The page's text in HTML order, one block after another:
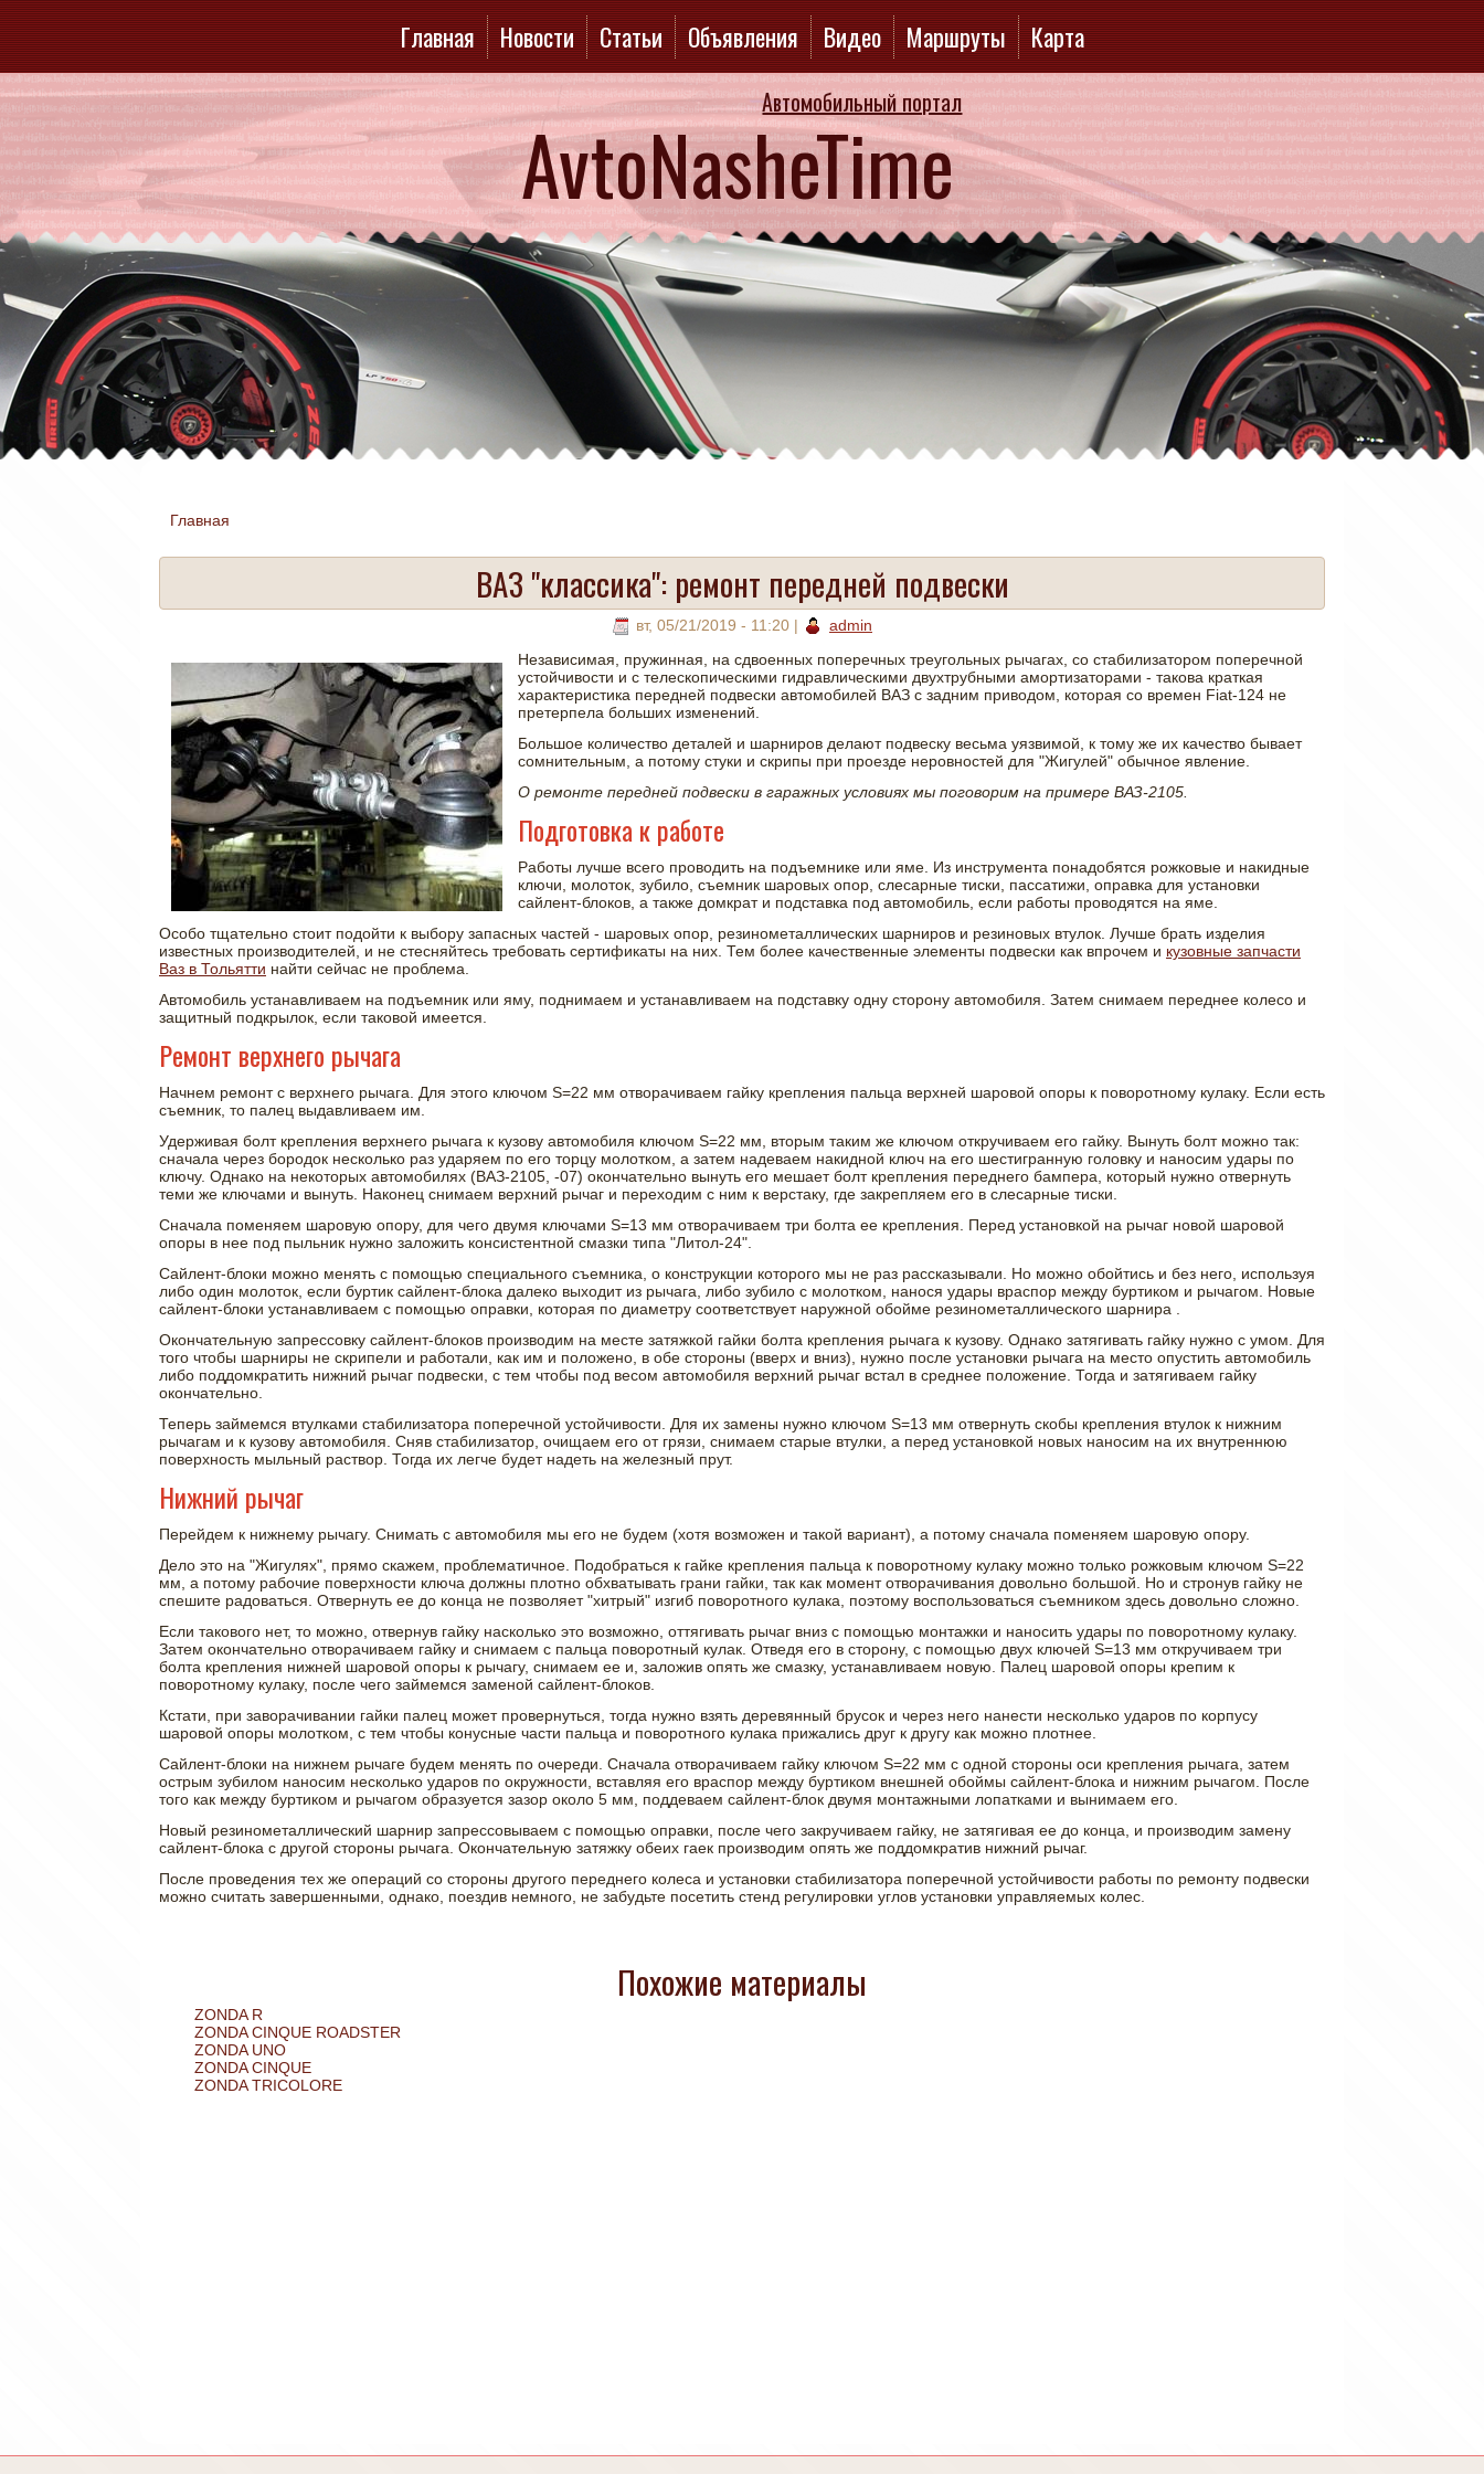
Главная Новости Статьи Объявления Видео Маршруты Карта
AvtoNasheTime
Автомобильный портал
Вы здесь
Главная
ВАЗ "классика": ремонт передней подвески
вт, 05/21/2019 - 11:20 |
admin
Независимая, пружинная, на сдвоенных поперечных треугольных рычагах, со стабилизатором поперечной
устойчивости и с телескопическими гидравлическими двухтрубными амортизаторами - такова краткая
характеристика передней подвески автомобилей ВАЗ с задним приводом, которая со времен Fiat-124 не
претерпела больших изменений.
Большое количество деталей и шарниров делают подвеску весьма уязвимой, к тому же их качество бывает
сомнительным, а потому стуки и скрипы при проезде неровностей для "Жигулей" обычное явление.
О ремонте передней подвески в гаражных условиях мы поговорим на примере ВАЗ-2105.
Подготовка к работе
Работы лучше всего проводить на подъемнике или яме. Из инструмента понадобятся рожковые и накидные
ключи, молоток, зубило, съемник шаровых опор, слесарные тиски, пассатижи, оправка для установки
сайлент-блоков, а также домкрат и подставка под автомобиль, если работы проводятся на яме.
Особо тщательно стоит подойти к выбору запасных частей - шаровых опор, резинометаллических шарниров и резиновых втулок. Лучше брать изделия
известных производителей, и не стесняйтесь требовать сертификаты на них. Тем более качественные элементы подвески как впрочем и кузовные запчасти
Ваз в Тольятти найти сейчас не проблема.
Автомобиль устанавливаем на подъемник или яму, поднимаем и устанавливаем на подставку одну сторону автомобиля. Затем снимаем переднее колесо и
защитный подкрылок, если таковой имеется.
Ремонт верхнего рычага
Начнем ремонт с верхнего рычага. Для этого ключом S=22 мм отворачиваем гайку крепления пальца верхней шаровой опоры к поворотному кулаку. Если есть
съемник, то палец выдавливаем им.
Удерживая болт крепления верхнего рычага к кузову автомобиля ключом S=22 мм, вторым таким же ключом откручиваем его гайку. Вынуть болт можно так:
сначала через бородок несколько раз ударяем по его торцу молотком, а затем надеваем накидной ключ на его шестигранную головку и наносим удары по
ключу. Однако на некоторых автомобилях (ВАЗ-2105, -07) окончательно вынуть его мешает болт крепления переднего бампера, который нужно отвернуть
теми же ключами и вынуть. Наконец снимаем верхний рычаг и переходим с ним к верстаку, где закрепляем его в слесарные тиски.
Сначала поменяем шаровую опору, для чего двумя ключами S=13 мм отворачиваем три болта ее крепления. Перед установкой на рычаг новой шаровой
опоры в нее под пыльник нужно заложить консистентной смазки типа "Литол-24".
Сайлент-блоки можно менять с помощью специального съемника, о конструкции которого мы не раз рассказывали. Но можно обойтись и без него, используя
либо один молоток, если буртик сайлент-блока далеко выходит из рычага, либо зубило с молотком, нанося удары враспор между буртиком и рычагом. Новые
сайлент-блоки устанавливаем с помощью оправки, которая по диаметру соответствует наружной обойме резинометаллического шарнира .
Окончательную запрессовку сайлент-блоков производим на месте затяжкой гайки болта крепления рычага к кузову. Однако затягивать гайку нужно с умом. Для
того чтобы шарниры не скрипели и работали, как им и положено, в обе стороны (вверх и вниз), нужно после установки рычага на место опустить автомобиль
либо поддомкратить нижний рычаг подвески, с тем чтобы под весом автомобиля верхний рычаг встал в среднее положение. Тогда и затягиваем гайку
окончательно.
Теперь займемся втулками стабилизатора поперечной устойчивости. Для их замены нужно ключом S=13 мм отвернуть скобы крепления втулок к нижним
рычагам и к кузову автомобиля. Сняв стабилизатор, очищаем его от грязи, снимаем старые втулки, а перед установкой новых наносим на их внутреннюю
поверхность мыльный раствор. Тогда их легче будет надеть на железный прут.
Нижний рычаг
Перейдем к нижнему рычагу. Снимать с автомобиля мы его не будем (хотя возможен и такой вариант), а потому сначала поменяем шаровую опору.
Дело это на "Жигулях", прямо скажем, проблематичное. Подобраться к гайке крепления пальца к поворотному кулаку можно только рожковым ключом S=22
мм, а потому рабочие поверхности ключа должны плотно обхватывать грани гайки, так как момент отворачивания довольно большой. Но и стронув гайку не
спешите радоваться. Отвернуть ее до конца не позволяет "хитрый" изгиб поворотного кулака, поэтому воспользоваться съемником здесь довольно сложно.
Если такового нет, то можно, отвернув гайку насколько это возможно, оттягивать рычаг вниз с помощью монтажки и наносить удары по поворотному кулаку.
Затем окончательно отворачиваем гайку и снимаем с пальца поворотный кулак. Отведя его в сторону, с помощью двух ключей S=13 мм откручиваем три
болта крепления нижней шаровой опоры к рычагу, снимаем ее и, заложив опять же смазку, устанавливаем новую. Палец шаровой опоры крепим к
поворотному кулаку, после чего займемся заменой сайлент-блоков.
Кстати, при заворачивании гайки палец может провернуться, тогда нужно взять деревянный брусок и через него нанести несколько ударов по корпусу
шаровой опоры молотком, с тем чтобы конусные части пальца и поворотного кулака прижались друг к другу как можно плотнее.
Сайлент-блоки на нижнем рычаге будем менять по очереди. Сначала отворачиваем гайку ключом S=22 мм с одной стороны оси крепления рычага, затем
острым зубилом наносим несколько ударов по окружности, вставляя его враспор между буртиком внешней обоймы сайлент-блока и нижним рычагом. После
того как между буртиком и рычагом образуется зазор около 5 мм, поддеваем сайлент-блок двумя монтажными лопатками и вынимаем его.
Новый резинометаллический шарнир запрессовываем с помощью оправки, после чего закручиваем гайку, не затягивая ее до конца, и производим замену
сайлент-блока с другой стороны рычага. Окончательную затяжку обеих гаек производим опять же поддомкратив нижний рычаг.
После проведения тех же операций со стороны другого переднего колеса и установки стабилизатора поперечной устойчивости работы по ремонту подвески
можно считать завершенными, однако, поездив немного, не забудьте посетить стенд регулировки углов установки управляемых колес.
Похожие материалы
ZONDA R
ZONDA CINQUE ROADSTER
ZONDA UNO
ZONDA CINQUE
ZONDA TRICOLORE